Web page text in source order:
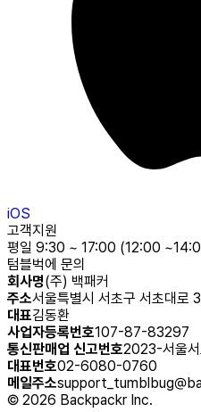
iOS
고객지원
평일 9:30 ~ 17:00 (12:00
텀블벅에 문의
회사명(주) 백패커
주소서울특별시 서초구 서초대로
대표김동환
사업자등록번호107-87-83297
통신판매업 신고번호2023-서울
대표번호02-6080-0760
메일주소
© 2026 Backpackr Inc.